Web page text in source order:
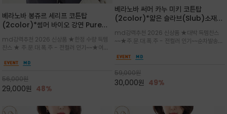
베라노바 봉쥬르 세리프 코튼탑
(2color)*썸머 바이오 강연 Pure
성적인 프랑스어 수식어를 조합
md강력추천 2026 신상품 ★한정 수량 득템
찬스 ★ 주.문.대.폭.주 - 전컬러 인기~~★여름
여유로운 감성/피부에 닿는 순간 기분 좋은 청량
56,000원
29,000원 48%
베라노바 써머 카누 미키 코튼탑
(2color)*얇은 슬라브(Slub)소재
하며, 몸에 잘 달라붙지 않아 쾌적
md강력추천 2026 신상품 ★대박 득템찬스
~~★주.문.대.폭.주 - 전컬러 인기~~순차발송중
드롭숄더 핏과 부드러운 라운드넥이 편안하며, 앞
다.
59,000원
30,000원 49%